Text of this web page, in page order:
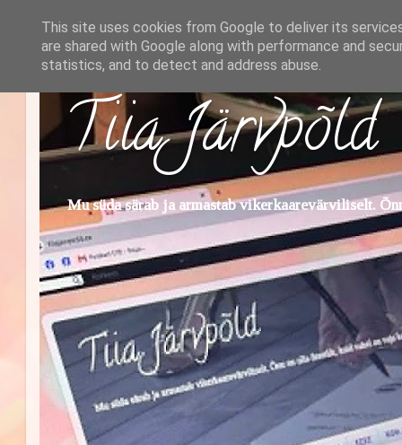
Tiia Järvpõld
Mu süda särab ja armastab vikerkaarevärviliselt.
This site uses cookies from Google to deliver its
are shared with Google along with performance and
statistics, and to detect and address abuse.